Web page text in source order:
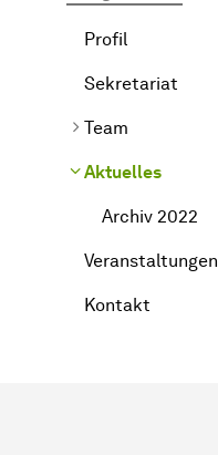
Profil
Sekretariat
Team
Aktuelles
Archiv 2022
Veranstaltungen
Kontakt